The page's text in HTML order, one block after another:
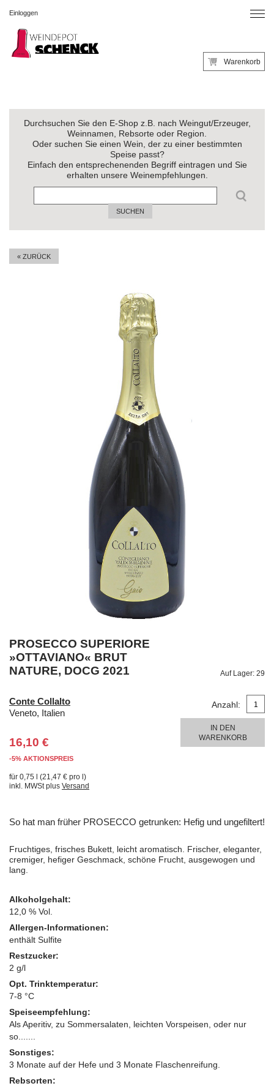
Einloggen
Warenkorb
Durchsuchen Sie den E-Shop z.B. nach Weingut/Erzeuger,
Weinnamen, Rebsorte oder Region.
Oder suchen Sie einen Wein, der zu einer bestimmten
Speise passt?
Einfach den entsprechenenden Begriff eintragen und Sie
erhalten unsere Weinempfehlungen.
SUCHEN
« ZURÜCK
PROSECCO SUPERIORE
»OTTAVIANO« BRUT
NATURE, DOCG 2021
Conte Collalto
Veneto, Italien
16,10 €
-5% AKTIONSPREIS
für 0,75 l (21,47 € pro l)
inkl. MWSt plus Versand
Auf Lager: 29
Anzahl:
IN DEN
WARENKORB
So hat man früher PROSECCO getrunken: Hefig und ungefiltert!
Fruchtiges, frisches Bukett, leicht aromatisch. Frischer, eleganter,
cremiger, hefiger Geschmack, schöne Frucht, ausgewogen und
lang.
Alkoholgehalt:
12,0 % Vol.
Allergen-Informationen:
enthält Sulfite
Restzucker:
2 g/l
Opt. Trinktemperatur:
7-8 °C
Speiseempfehlung:
Als Aperitiv, zu Sommersalaten, leichten Vorspeisen, oder nur
so.......
Sonstiges:
3 Monate auf der Hefe und 3 Monate Flaschenreifung.
Rebsorten: